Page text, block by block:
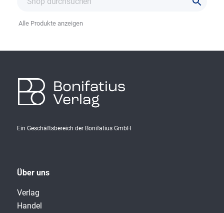
Alle Produkte anzeigen
Bonifatius
Verlag
Ein Geschäftsbereich der Bonifatius GmbH
Über uns
Verlag
Handel